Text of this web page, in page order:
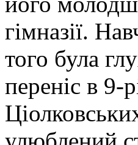
гімназії.
того була
переніс в 9-